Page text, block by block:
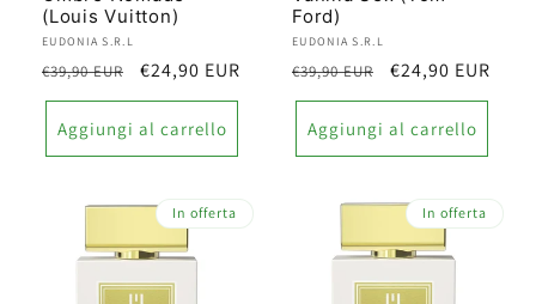
(Louis Vuitton)
Produttore:
EUDONIA S.R.L
Prezzo
di
listino
€39,90 EUR
Prezzo
scontato
€24,90 EUR
Aggiungi al carrello
Ford)
Produttore:
EUDONIA S.R.L
Prezzo
di
listino
€39,90 EUR
Prezzo
scontato
€24,90 EUR
Aggiungi al carrello
In offerta In offerta